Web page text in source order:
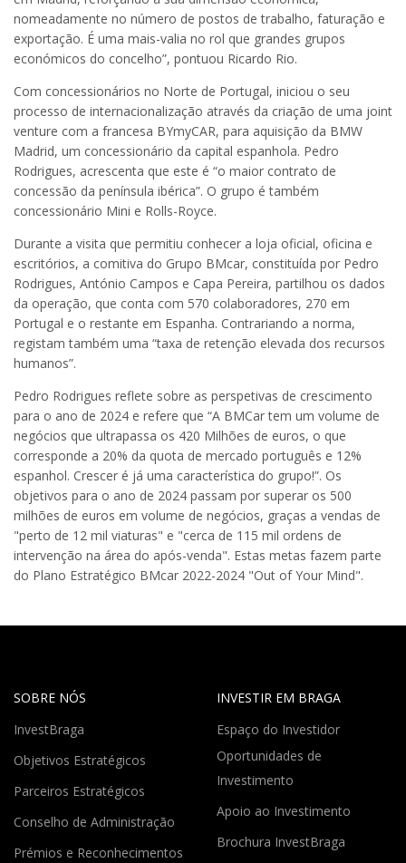
nomeadamente no número de postos de trabalho, faturação e
exportação. É uma mais-valia no rol que grandes grupos
económicos do concelho”, pontuou Ricardo Rio.
Com concessionários no Norte de Portugal, iniciou o seu
processo de internacionalização através da criação de uma joint
venture com a francesa BYmyCAR, para aquisição da BMW
Madrid, um concessionário da capital espanhola. Pedro
Rodrigues, acrescenta que este é “o maior contrato de
concessão da península ibérica”. O grupo é também
concessionário Mini e Rolls-Royce.
Durante a visita que permitiu conhecer a loja oficial, oficina e
escritórios, a comitiva do Grupo BMcar, constituída por Pedro
Rodrigues, António Campos e Capa Pereira, partilhou os dados
da operação, que conta com 570 colaboradores, 270 em
Portugal e o restante em Espanha. Contrariando a norma,
registam também uma “taxa de retenção elevada dos recursos
humanos”.
Pedro Rodrigues reflete sobre as perspetivas de crescimento
para o ano de 2024 e refere que “A BMCar tem um volume de
negócios que ultrapassa os 420 Milhões de euros, o que
corresponde a 20% da quota de mercado português e 12%
espanhol. Crescer é já uma característica do grupo!”. Os
objetivos para o ano de 2024 passam por superar os 500
milhões de euros em volume de negócios, graças a vendas de
"perto de 12 mil viaturas" e "cerca de 115 mil ordens de
intervenção na área do após-venda". Estas metas fazem parte
do Plano Estratégico BMcar 2022-2024 "Out of Your Mind".
SOBRE NÓS
InvestBraga
Objetivos Estratégicos
Parceiros Estratégicos
Conselho de Administração
Prémios e Reconhecimentos
INVESTIR EM BRAGA
Espaço do Investidor
Oportunidades de
Investimento
Apoio ao Investimento
Brochura InvestBraga